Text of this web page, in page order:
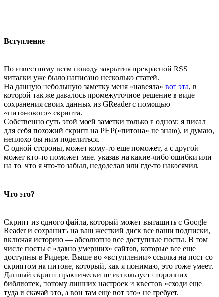
Вступление
По известному всем поводу закрытия прекрасной RSS
читалки уже было написано несколько статей.
На данную небольшую заметку меня «навеяла» вот эта, в
которой так же давалось промежуточное решение в виде
сохранения своих данных из GReader с помощью
«питонового» скрипта.
Собственно суть этой моей заметки только в одном: я писал
для себя похожий скрипт на PHP(«питона» не знаю), и думаю,
неплохо бы ним поделиться.
С одной стороны, может кому-то еще поможет, а с другой —
может кто-то поможет мне, указав на какие-либо ошибки или
на то, что я что-то забыл, недоделал или где-то накосячил.
Что это?
Скрипт из одного файла, который может вытащить с Google
Reader и сохранить на ваш жесткий диск все ваши подписки,
включая историю — абсолютно все доступные посты. В том
числе посты с «давно умерших» сайтов, которые все еще
доступны в Ридере. Выше во «вступлении» ссылка на пост со
скриптом на питоне, который, как я понимаю, это тоже умеет.
Данный скрипт практически не использует сторонних
библиотек, потому лишних настроек и квестов «сходи еще
туда и скачай это, а вон там еще вот это» не требует.